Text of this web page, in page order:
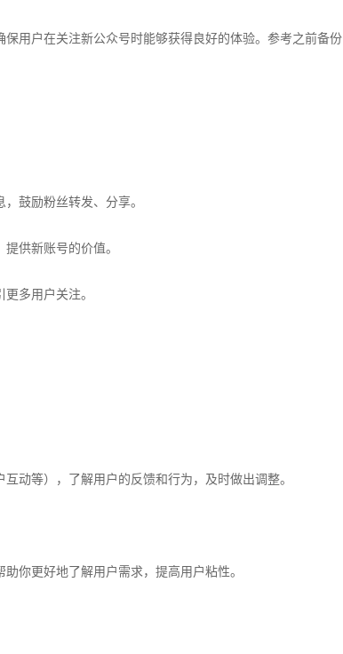
用户在关注新公众号时能够获得良好的体验。参考之前备份
鼓励粉丝转发、分享。
供新账号的价值。
多用户关注。
动等），了解用户的反馈和行为，及时做出调整。
你更好地了解用户需求，提高用户粘性。